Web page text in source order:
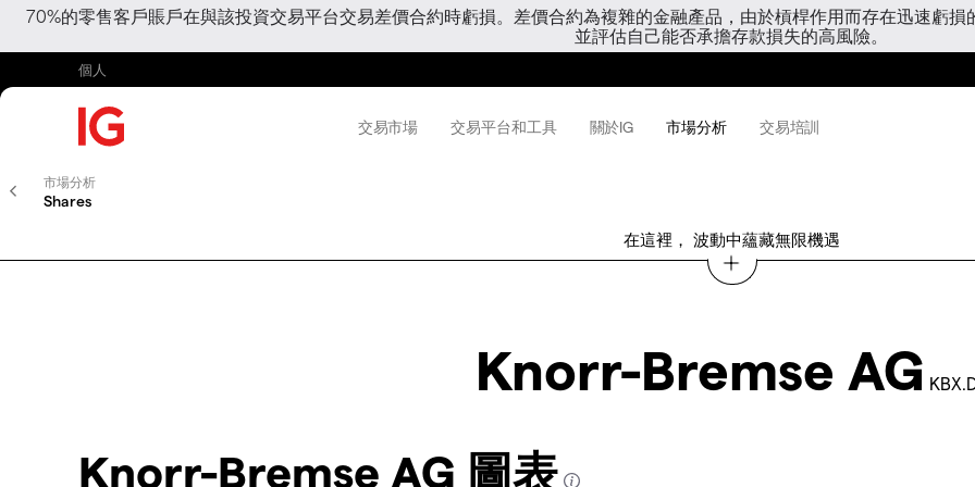
70%的零售客戶賬戶在與該投資交易平台交易差價合約時虧損。差價合約為複雜的金融產品，由於槓桿作用而存在迅速虧
並評估自己能否承擔存款損失的高風險。
個人
交易市場 交易平台和工具 關於IG 市場分析 交易培訓
市場分析
Shares
在這裡， 波動中蘊藏無限機遇
Knorr-Bremse AG
Knorr-Bremse AG 圖表